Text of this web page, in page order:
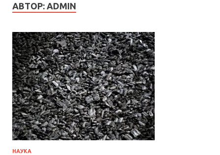
АВТОР: ADMIN
НАУКА